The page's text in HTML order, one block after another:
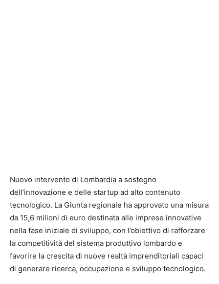
Nuovo intervento di Lombardia a sostegno
dell’innovazione e delle startup ad alto contenuto
tecnologico. La Giunta regionale ha approvato una misura
da 15,6 milioni di euro destinata alle imprese innovative
nella fase iniziale di sviluppo, con l’obiettivo di rafforzare
la competitività del sistema produttivo lombardo e
favorire la crescita di nuove realtà imprenditoriali capaci
di generare ricerca, occupazione e sviluppo tecnologico.